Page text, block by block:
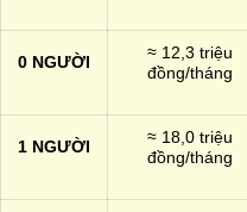
0 NGƯỜI
≈ 12,3 triệu
đồng/tháng
1 NGƯỜI
≈ 18,0 triệu
đồng/tháng